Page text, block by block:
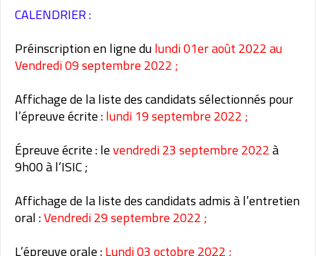
CALENDRIER :
Préinscription en ligne dulundi 01er août 2022 au
Vendredi 09 septembre 2022 ;
Affichage de la liste des candidats sélectionnés pour
l’épreuve écrite :lundi 19 septembre 2022 ;
Épreuve écrite : levendredi 23 septembre 2022à
9h00 à l’ISIC ;
Affichage de la liste des candidats admis à l’entretien
oral :Vendredi 29 septembre 2022 ;